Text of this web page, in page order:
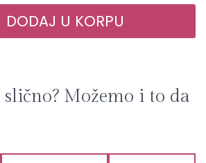
DODAJ U KORPU
Možemo i to da